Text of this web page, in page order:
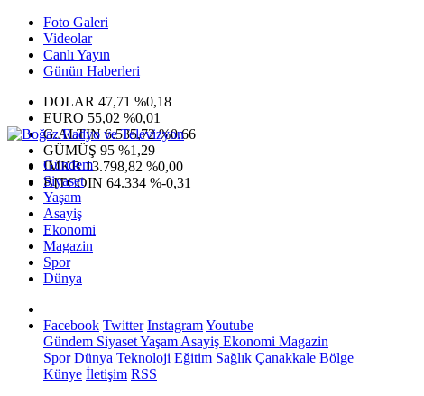
Foto Galeri
Videolar
Canlı Yayın
Günün Haberleri
DOLAR 47,71 %0,18
EURO 55,02 %0,01
G.ALTIN6.535,72 %0,66
GÜMÜŞ 95 %1,29
IMKB13.798,82 %0,00
BITCOIN 64.334 %-0,31
Gündem
Siyaset
Yaşam
Asayiş
Ekonomi
Magazin
Spor
Dünya
Facebook Twitter InstagramYoutube
Gündem SiyasetYaşam Asayiş Ekonomi Magazin
SporDünya Teknoloji Eğitim Sağlık Çanakkale Bölge
Künye İletişim RSS